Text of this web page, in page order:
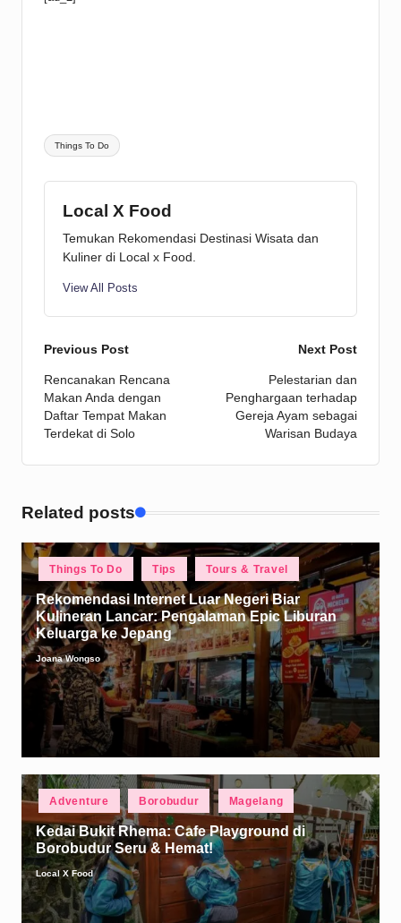
Tags:
Things To Do
Local X Food
Temukan Rekomendasi Destinasi Wisata dan
Kuliner di Local x Food.
View All Posts
Post
navigation
Previous Post
Rencanakan Rencana
Makan Anda dengan
Daftar Tempat Makan
Terdekat di Solo
Next Post
Pelestarian dan
Penghargaan terhadap
Gereja Ayam sebagai
Warisan Budaya
Related posts
Posted
in
Things To Do Tips Tours & Travel
Rekomendasi Internet Luar Negeri Biar
Kulineran Lancar: Pengalaman Epic Liburan
Keluarga ke Jepang
Posted
by
Joana Wongso
Posted
in
Adventure Borobudur Magelang
Kedai Bukit Rhema: Cafe Playground di
Borobudur Seru & Hemat!
Posted
by
Local X Food